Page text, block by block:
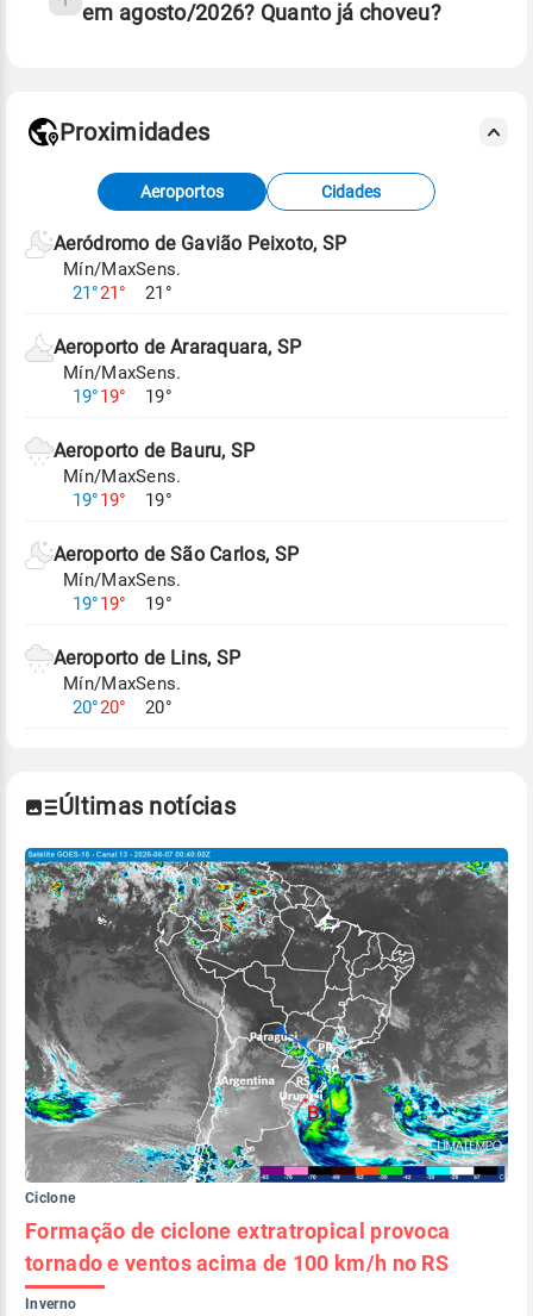
em agosto/2026? Quanto já choveu?
Fonte: dados combinados de estações
meteorológicas e satélite do Centro de Previsão
de Tempo e Estudos Climáticos (CPTEC).
Para obter mais informações sobre os dados
Proximidades
Aeroportos Cidades
Aeródromo de Gavião Peixoto, SP
Mín/Max
21°21°
Sens.
21°
Aeroporto de Araraquara, SP
Mín/Max
19°19°
Sens.
19°
Aeroporto de Bauru, SP
Mín/Max
19°19°
Sens.
19°
Aeroporto de São Carlos, SP
Mín/Max
19°19°
Sens.
19°
Aeroporto de Lins, SP
Mín/Max
20°20°
Sens.
20°
Últimas notícias
Ciclone
Formação de ciclone extratropical provoca
tornado e ventos acima de 100 km/h no RS
Inverno